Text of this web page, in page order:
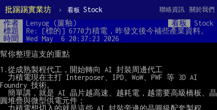
批踢踢實業坊 › 看板 Stock 關於我們
聯絡資訊
作者 Lenyog (簾釉) 看板
Stock
標題
Re: [標的] 6770力積電，昨發文後今補些產業資料。
時間
Wed May  6 20:37:23 2026
幫你整理這支的重點
1.從成熟製程代工，開始轉向 AI 封裝周邊代工
Foundry 技術。
圓堆疊與微型供電元件；